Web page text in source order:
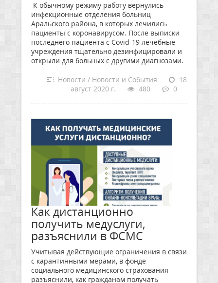
К обычному режиму работу вернулись
инфекционные отделения больниц
Аральского района, в которых лечились
пациенты с коронавирусом. После выписки
последнего пациента с Covid-19 лечебные
учреждения тщательно дезинфицировали и
открыли для больных с другими диагнозами.
Новости / Новости и События
18
август 2020 г.
480 0
Как дистанционно
получить медуслуги,
разъяснили в ФСМС
Учитывая действующие ограничения в связи
с карантинными мерами, в фонде
социального медицинского страхования
разъяснили, как гражданам получать